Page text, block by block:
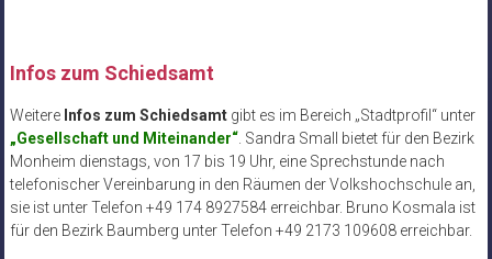
Infos zum Schiedsamt
Weitere Infos zum Schiedsamtgibt es im Bereich „Stadtprofil“ unter
„Gesellschaft und Miteinander“. Sandra Small bietet für den Bezirk
Monheim dienstags, von 17 bis 19 Uhr, eine Sprechstunde nach
telefonischer Vereinbarung in den Räumen der Volkshochschule an,
sie ist unter Telefon +49 174 8927584 erreichbar. Bruno Kosmala ist
für den Bezirk Baumberg unter Telefon +49 2173 109608 erreichbar.